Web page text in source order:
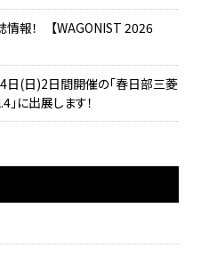
報！ 【WAGONIST 2026
日(日)2日間開催の「春日部三菱
に出展します！